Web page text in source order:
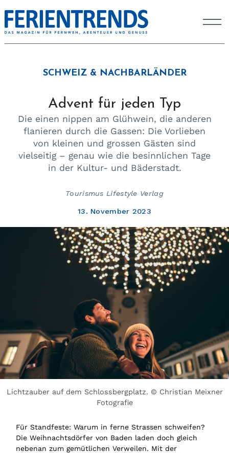
SCHWEIZ & NACHBARLÄNDER
Advent für jeden Typ
Die einen nippen am Glühwein, die anderen
flanieren durch die Gassen: Die Vorlieben
von kleinen und grossen Gästen sind
vielseitig – genau wie die besinnlichen Tage
in der Kultur- und Bäderstadt.
Tourismus Lifestyle Verlag
13. November 2023
Lichtzauber auf dem Schlossbergplatz. © Christian Meixner
Fotografie
Für Standfeste: Warum in ferne Strassen schweifen?
Die Weihnachtsdörfer von Baden laden doch gleich
nebenan zum gemütlichen Verweilen. Mit der